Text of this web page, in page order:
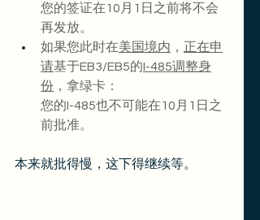
您的签证在10月1日之前将不会
再发放。
如果您此时在美国境内 ， 正在申
请基于EB3/EB5的I-485调整身
份 ，拿绿卡：
您的I-485也不可能在10月1日之
前批准。
本来就批得慢，这下得继续等。